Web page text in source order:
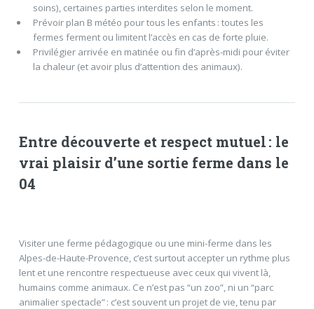
soins), certaines parties interdites selon le moment.
Prévoir plan B météo pour tous les enfants : toutes les
fermes ferment ou limitent l’accès en cas de forte pluie.
Privilégier arrivée en matinée ou fin d’après-midi pour éviter
la chaleur (et avoir plus d’attention des animaux).
Entre découverte et respect mutuel : le
vrai plaisir d’une sortie ferme dans le
04
Visiter une ferme pédagogique ou une mini-ferme dans les
Alpes-de-Haute-Provence, c’est surtout accepter un rythme plus
lent et une rencontre respectueuse avec ceux qui vivent là,
humains comme animaux. Ce n’est pas “un zoo”, ni un “parc
animalier spectacle” : c’est souvent un projet de vie, tenu par